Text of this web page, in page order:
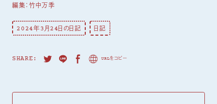
編集：竹中万季
2024年3月24日の日記 日記
SHARE: URLをコピー